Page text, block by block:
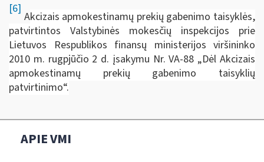
[6]
Akcizais apmokestinamų prekių gabenimo taisyklės,
patvirtintos Valstybinės mokesčių inspekcijos prie
Lietuvos Respublikos finansų ministerijos viršininko
2010 m. rugpjūčio 2 d. įsakymu Nr. VA-88 „Dėl Akcizais
apmokestinamų prekių gabenimo taisyklių
patvirtinimo“.
APIE VMI